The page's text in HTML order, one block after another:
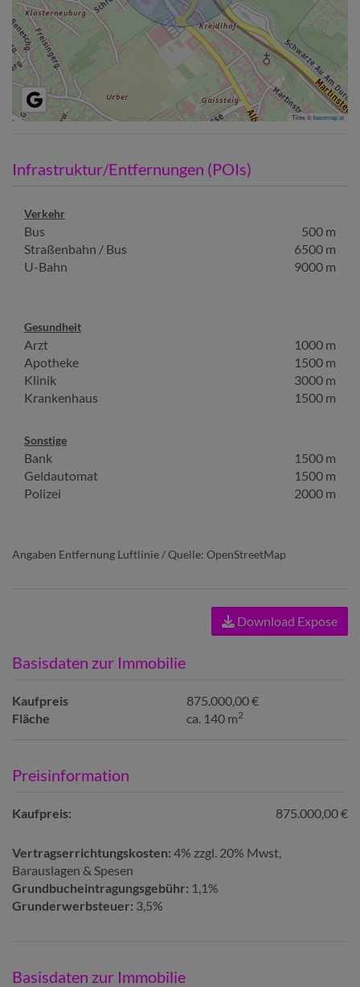
Tiles ©basemap.at
Infrastruktur/Entfernungen (POIs)
Verkehr
Bus
500 m
Straßenbahn / Bus
6500 m
U-Bahn
9000 m
Gesundheit
Arzt
1000 m
Apotheke
1500 m
Klinik
3000 m
Krankenhaus
1500 m
Sonstige
Bank
1500 m
Geldautomat
1500 m
Polizei
2000 m
Angaben Entfernung Luftlinie / Quelle: OpenStreetMap
Download Expose
Basisdaten zur Immobilie
Kaufpreis
875.000,00 €
Fläche
ca. 140 m2
Preisinformation
Kaufpreis: 875.000,00 €
Vertragserrichtungskosten: 4% zzgl. 20% Mwst,
Barauslagen & Spesen
Grundbucheintragungsgebühr: 1,1%
Grunderwerbsteuer: 3,5%
Basisdaten zur Immobilie